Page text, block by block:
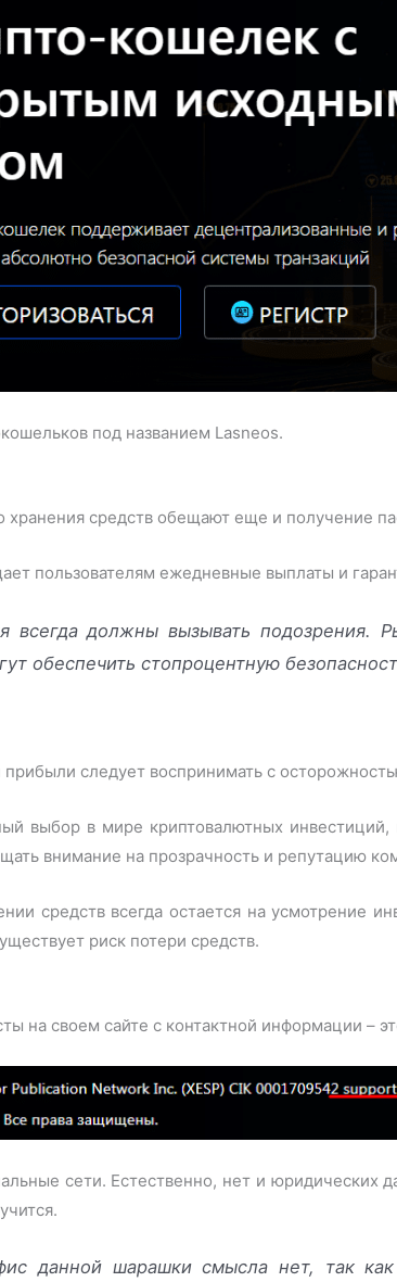
под названием Lasneos.
средств обещают еще и получение
пользователям ежедневные выплаты и
всегда должны вызывать подозрения.
обеспечить стопроцентную
следует воспринимать с
выбор в мире криптовалютных инвестиций,
внимание на прозрачность и репутацию
средств всегда остается на усмотрение
риск потери средств.
на своем сайте с контактной информации –
сети. Естественно, нет и юридических
данной шарашки смысла нет, так